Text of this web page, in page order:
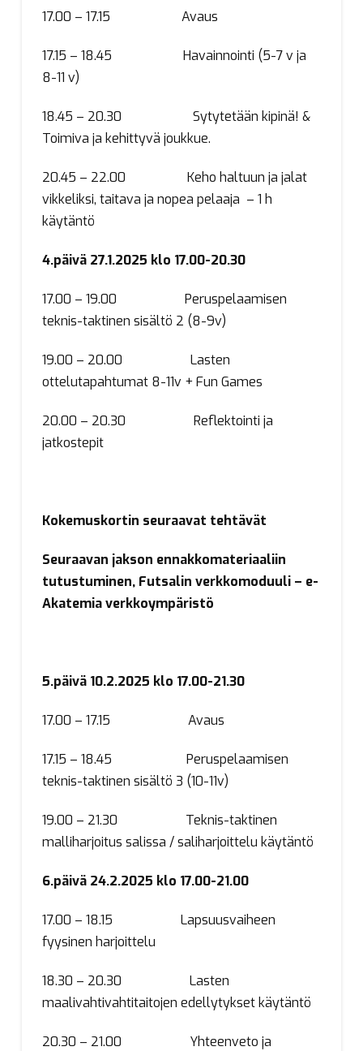
17.00 – 17.15 Avaus
17.15 – 18.45 Havainnointi (5-7 v ja
8-11 v)
18.45 – 20.30 Sytytetään kipinä! &
Toimiva ja kehittyvä joukkue.
20.45 – 22.00 Keho haltuun ja jalat
vikkeliksi, taitava ja nopea pelaaja – 1 h
käytäntö
4.päivä 27.1.2025 klo 17.00-20.30
17.00 – 19.00 Peruspelaamisen
teknis-taktinen sisältö 2 (8-9v)
19.00 – 20.00 Lasten
ottelutapahtumat 8-11v + Fun Games
20.00 – 20.30 Reflektointi ja
jatkostepit
Kokemuskortin seuraavat tehtävät
Seuraavan jakson ennakkomateriaaliin
tutustuminen, Futsalin verkkomoduuli – e-
Akatemia verkkoympäristö
5.päivä 10.2.2025 klo 17.00-21.30
17.00 – 17.15 Avaus
17.15 – 18.45 Peruspelaamisen
teknis-taktinen sisältö 3 (10-11v)
19.00 – 21.30 Teknis-taktinen
malliharjoitus salissa / saliharjoittelu käytäntö
6.päivä 24.2.2025 klo 17.00-21.00
17.00 – 18.15 Lapsuusvaiheen
fyysinen harjoittelu
18.30 – 20.30 Lasten
maalivahtivahtitaitojen edellytykset käytäntö
20.30 – 21.00 Yhteenveto ja